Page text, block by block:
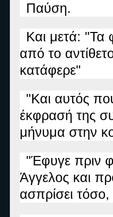
Παύση.
Και μετά: "Τα
από το
κατάφερε"
"Και αυτός
έκφρασή της
μήνυμα στην
"Έφυγε πριν
Άγγελος και
ασπρίσει